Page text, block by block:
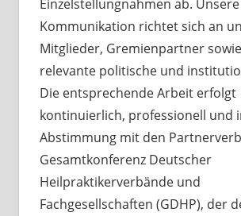
Einzelstellungnahmen ab. Unsere
Kommunikation richtet sich an
Mitglieder, Gremienpartner
relevante politische und
Die entsprechende Arbeit erfolgt
kontinuierlich, professionell und
Abstimmung mit den
Gesamtkonferenz Deutscher
Heilpraktikerverbände und
Fachgesellschaften (GDHP), der